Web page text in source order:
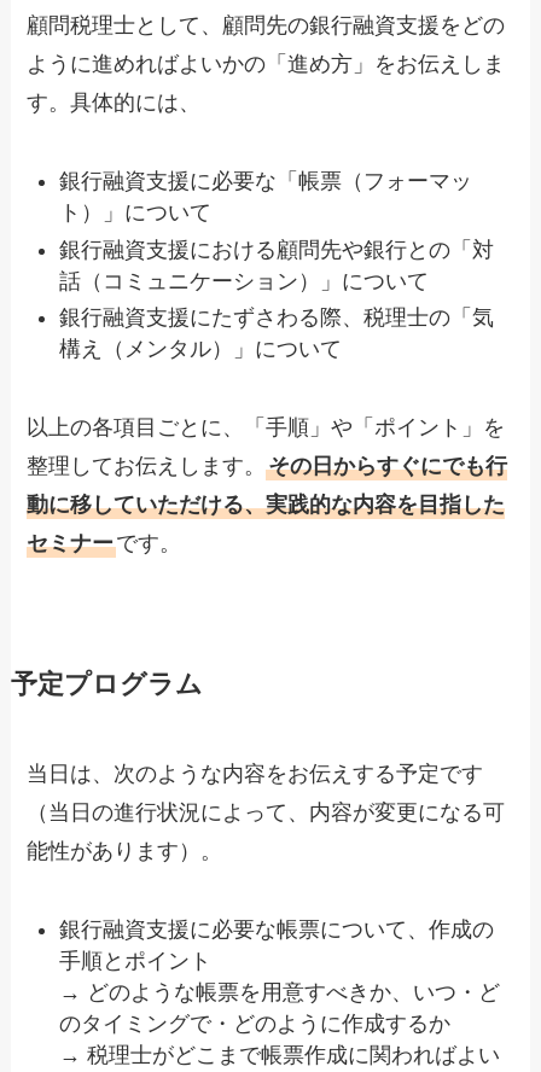
顧問税理士として、顧問先の銀行融資支援をどの
ように進めればよいかの「進め方」をお伝えしま
す。具体的には、
銀行融資支援に必要な「帳票（フォーマッ
ト）」について
銀行融資支援における顧問先や銀行との「対
話（コミュニケーション）」について
銀行融資支援にたずさわる際、税理士の「気
構え（メンタル）」について
以上の各項目ごとに、「手順」や「ポイント」を
整理してお伝えします。その日からすぐにでも行
動に移していただける、実践的な内容を目指した
セミナーです。
予定プログラム
当日は、次のような内容をお伝えする予定です
（当日の進行状況によって、内容が変更になる可
能性があります）。
銀行融資支援に必要な帳票について、作成の
手順とポイント
→ どのような帳票を用意すべきか、いつ・ど
のタイミングで・どのように作成するか
→ 税理士がどこまで帳票作成に関わればよい